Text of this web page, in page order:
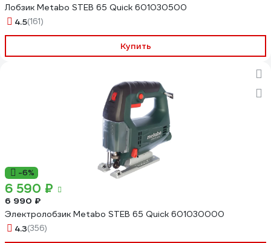
Лобзик Metabo STEB 65 Quick 601030500
4.5(161)
Купить
-6%
6 590 ₽
6 990 ₽
Электролобзик Metabo STEB 65 Quick 601030000
4.3(356)